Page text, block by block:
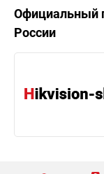
Официальный
России